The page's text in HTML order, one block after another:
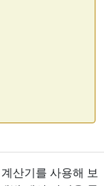
산기를 사용해 보